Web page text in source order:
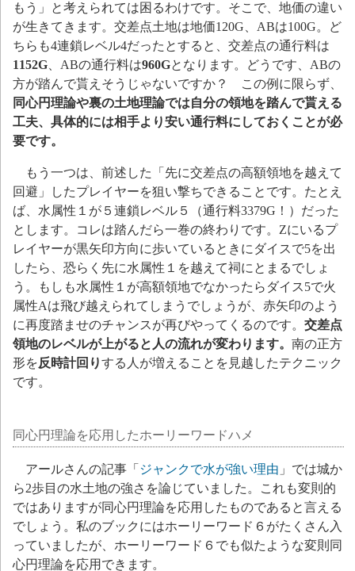
もう」と考えられては困るわけです。そこで、地価の違い
が生きてきます。交差点土地は地価120G、ABは100G。ど
ちらも4連鎖レベル4だったとすると、交差点の通行料は
1152G 、ABの通行料は960Gとなります。どうです、ABの
方が踏んで貰えそうじゃないですか？ この例に限らず、
同心円理論や裏の土地理論では自分の領地を踏んで貰える
工夫、具体的には相手より安い通行料にしておくことが必
要です。
もう一つは、前述した「先に交差点の高額領地を越えて
回避」したプレイヤーを狙い撃ちできることです。たとえ
ば、水属性１が５連鎖レベル５（通行料3379G！）だった
とします。コレは踏んだら一巻の終わりです。Zにいるプ
レイヤーが黒矢印方向に歩いているときにダイスで5を出
したら、恐らく先に水属性１を越えて祠にとまるでしょ
う。もしも水属性１が高額領地でなかったらダイス5で火
属性Aは飛び越えられてしまうでしょうが、赤矢印のよう
に再度踏ませのチャンスが再びやってくるのです。 交差点
領地のレベルが上がると人の流れが変わります。 南の正方
形を反時計回りする人が増えることを見越したテクニック
です。
同心円理論を応用したホーリーワードハメ
アールさんの記事「 ジャンクで水が強い理由 」では城か
ら2歩目の水土地の強さを論じていました。これも変則的
ではありますが同心円理論を応用したものであると言える
でしょう。私のブックにはホーリーワード６がたくさん入
っていましたが、ホーリーワード６でも似たような変則同
心円理論を応用できます。